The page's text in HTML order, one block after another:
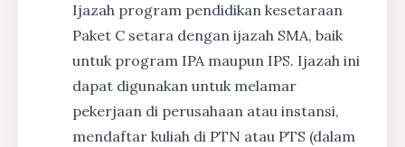
Ijazah program pendidikan kesetaraan
Paket C setara dengan ijazah SMA, baik
untuk program IPA maupun IPS. Ijazah ini
dapat digunakan untuk melamar
pekerjaan di perusahaan atau instansi,
mendaftar kuliah di PTN atau PTS (dalam